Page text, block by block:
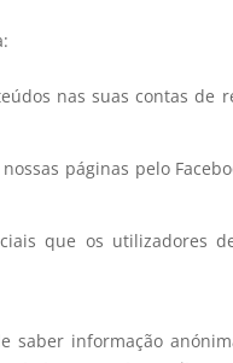
nas suas contas de
páginas pelo
que os utilizadores
saber informação